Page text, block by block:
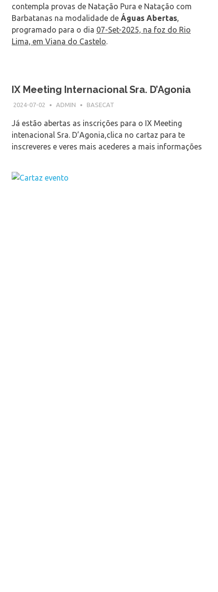
contempla provas de Natação Pura e Natação com
Barbatanas na modalidade de Águas Abertas,
programado para o dia 07-Set-2025, na foz do Rio
Lima, em Viana do Castelo.
IX Meeting Internacional Sra. D’Agonia
2024-07-02 ADMIN BASECAT
Já estão abertas as inscrições para o IX Meeting
intenacional Sra. D’Agonia,clica no cartaz para te
inscreveres e veres mais acederes a mais informações